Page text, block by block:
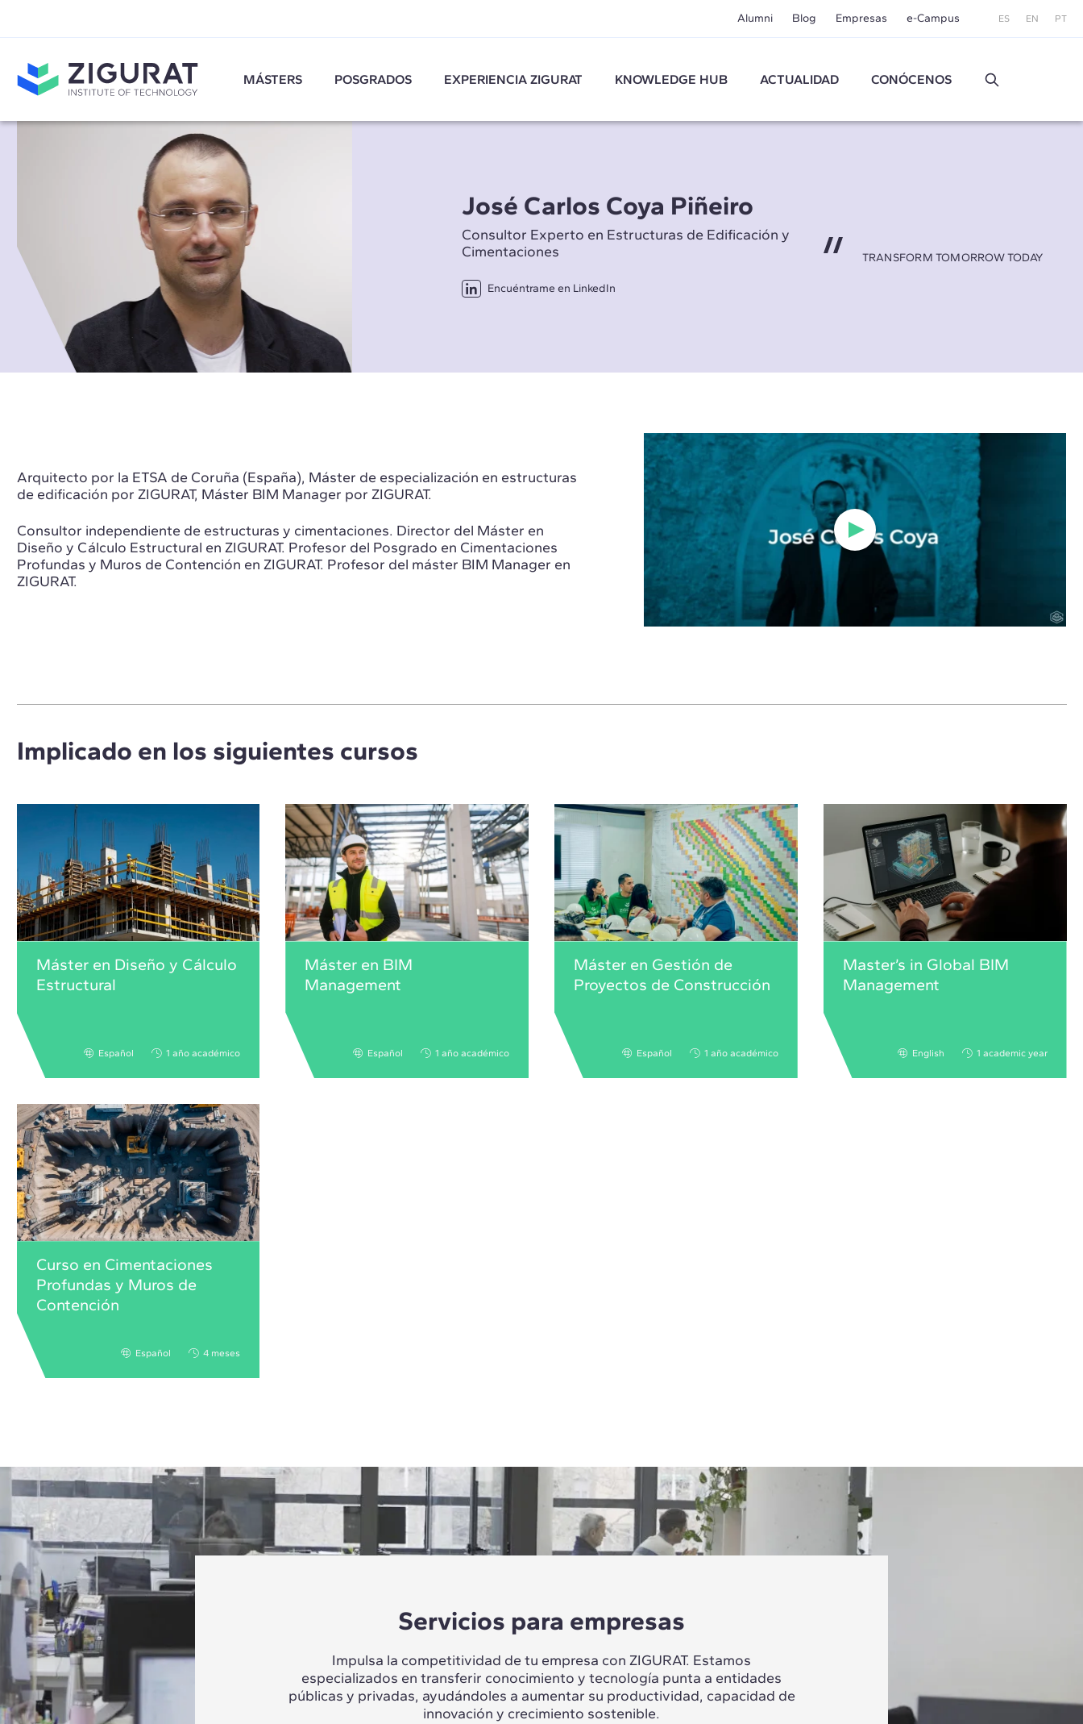
Alumni Blog Empresas e-Campus ES EN PT
MÁSTERS POSGRADOS EXPERIENCIA ZIGURAT KNOWLEDGE HUB ACTUALIDAD CONÓCENOS
José Carlos Coya Piñeiro
Consultor Experto en Estructuras de Edificación y
Cimentaciones
Encuéntrame en LinkedIn
TRANSFORM TOMORROW TODAY
Arquitecto por la ETSA de Coruña (España), Máster de especialización en estructuras
de edificación por ZIGURAT, Máster BIM Manager por ZIGURAT.
Consultor independiente de estructuras y cimentaciones. Director del Máster en
Diseño y Cálculo Estructural en ZIGURAT. Profesor del Posgrado en Cimentaciones
Profundas y Muros de Contención en ZIGURAT. Profesor del máster BIM Manager en
ZIGURAT.
Implicado en los siguientes cursos
Máster en Diseño y Cálculo
Estructural
Español 1 año académico
Máster en BIM
Management
Español 1 año académico
Máster en Gestión de
Proyectos de Construcción
Español 1 año académico
Master’s in Global BIM
Management
English 1 academic year
Curso en Cimentaciones
Profundas y Muros de
Contención
Español 4 meses
Servicios para empresas
Impulsa la competitividad de tu empresa con ZIGURAT. Estamos
especializados en transferir conocimiento y tecnología punta a entidades
públicas y privadas, ayudándoles a aumentar su productividad, capacidad de
innovación y crecimiento sostenible.